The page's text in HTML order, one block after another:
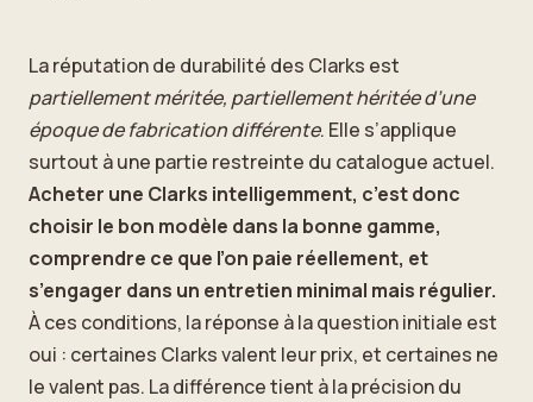
La réputation de durabilité des Clarks est
partiellement méritée, partiellement héritée d’une
époque de fabrication différente. Elle s’applique
surtout à une partie restreinte du catalogue actuel.
Acheter une Clarks intelligemment, c’est donc
choisir le bon modèle dans la bonne gamme,
comprendre ce que l’on paie réellement, et
s’engager dans un entretien minimal mais régulier.
À ces conditions, la réponse à la question initiale est
oui : certaines Clarks valent leur prix, et certaines ne
le valent pas. La différence tient à la précision du